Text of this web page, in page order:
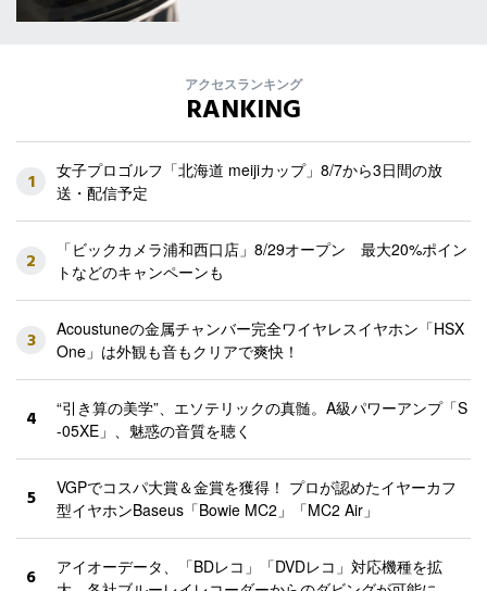
アクセスランキング
RANKING
1
女子プロゴルフ「北海道 meijiカップ」8/7から3日間の放
送・配信予定
2
「ビックカメラ浦和西口店」8/29オープン 最大20%ポイン
トなどのキャンペーンも
3
Acoustuneの金属チャンバー完全ワイヤレスイヤホン「HSX
One」は外観も音もクリアで爽快！
4
“引き算の美学”、エソテリックの真髄。A級パワーアンプ「S
-05XE」、魅惑の音質を聴く
5
VGPでコスパ大賞＆金賞を獲得！ プロが認めたイヤーカフ
型イヤホンBaseus「Bowie MC2」「MC2 Air」
6
アイオーデータ、「BDレコ」「DVDレコ」対応機種を拡